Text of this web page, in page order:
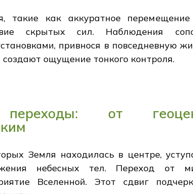
такие как аккуратное
скрытых сил. Наблюдения
привнося в повседневную
ощущение тонкого контроля.
переходы: от
Земля находилась в центре,
небесных тел. Переход от
Вселенной. Этот сдвиг